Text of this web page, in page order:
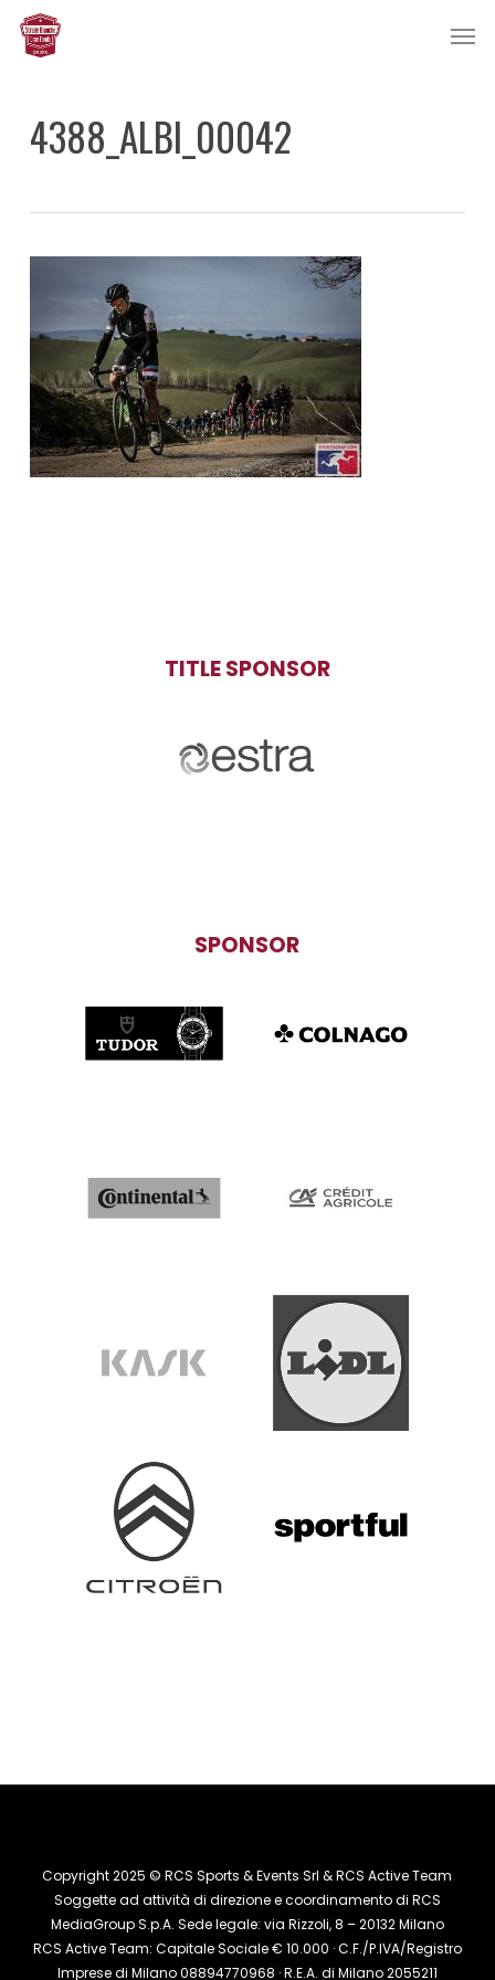
Skip
content
4388_ALBI_00042
TITLE SPONSOR
SPONSOR
Copyright 2025 © RCS Sports & Events Srl & RCS Active Team
Soggette ad attività di direzione e coordinamento di RCS
MediaGroup S.p.A. Sede legale: via Rizzoli, 8 – 20132 Milano
RCS Active Team: Capitale Sociale € 10.000 · C.F./P.IVA/Registro
Imprese di Milano 08894770968 · R.E.A. di Milano 2055211